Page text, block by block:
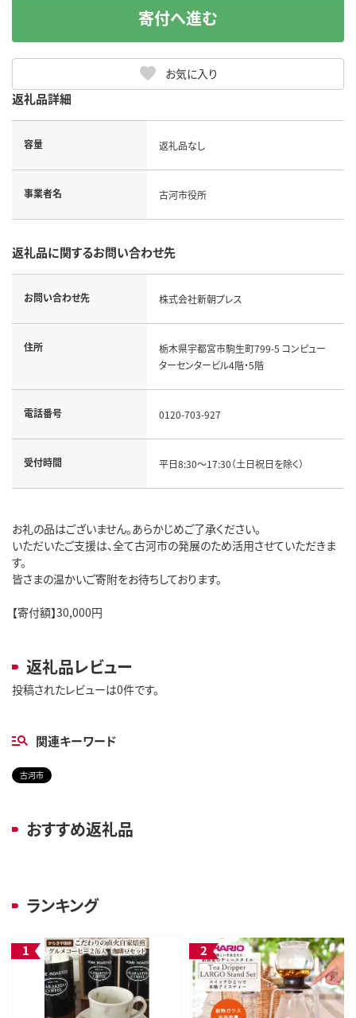
お気に入り
寄付へ進む
返礼品詳細
容量 返礼品なし
事業者名 古河市役所
返礼品に関するお問い合わせ先
お問い合わせ先 株式会社新朝プレス
住所
栃木県宇都宮市駒生町799-5 コンピュー
ターセンタービル4階・5階
電話番号 0120-703-927
受付時間 平日8:30～17:30（土日祝日を除く）
お礼の品はございません。あらかじめご了承ください。
いただいたご支援は、全て古河市の発展のため活用させていただきま
す。
皆さまの温かいご寄附をお待ちしております。
【寄付額】30,000円
返礼品レビュー
投稿されたレビューは0件です。
関連キーワード
古河市
おすすめ返礼品
ランキング